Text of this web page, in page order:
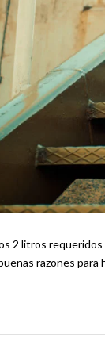
requeridos por tu